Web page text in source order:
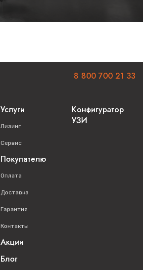
Услуги
Лизинг
Сервис
Покупателю
Оплата
Доставка
Гарантия
Контакты
Акции
Блог
Конфигуратор
УЗИ
8 800 700 21 33